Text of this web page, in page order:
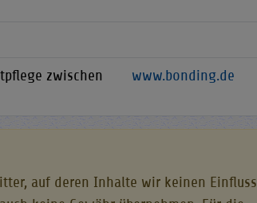
zwischen
www.bonding.de
auf deren Inhalte wir keinen Einfluss